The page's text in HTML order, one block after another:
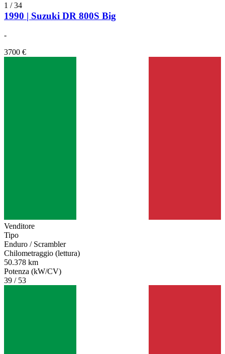
1 /34
1990 | Suzuki DR 800S Big
-
3700 €
Venditore
Tipo
Enduro / Scrambler
Chilometraggio (lettura)
50.378 km
Potenza (kW/CV)
39 / 53